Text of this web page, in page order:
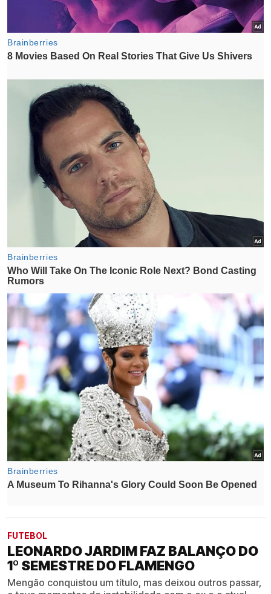
FUTEBOL
LEONARDO JARDIM FAZ BALANÇO DO
1º SEMESTRE DO FLAMENGO
Mengão conquistou um título, mas deixou outros passar,